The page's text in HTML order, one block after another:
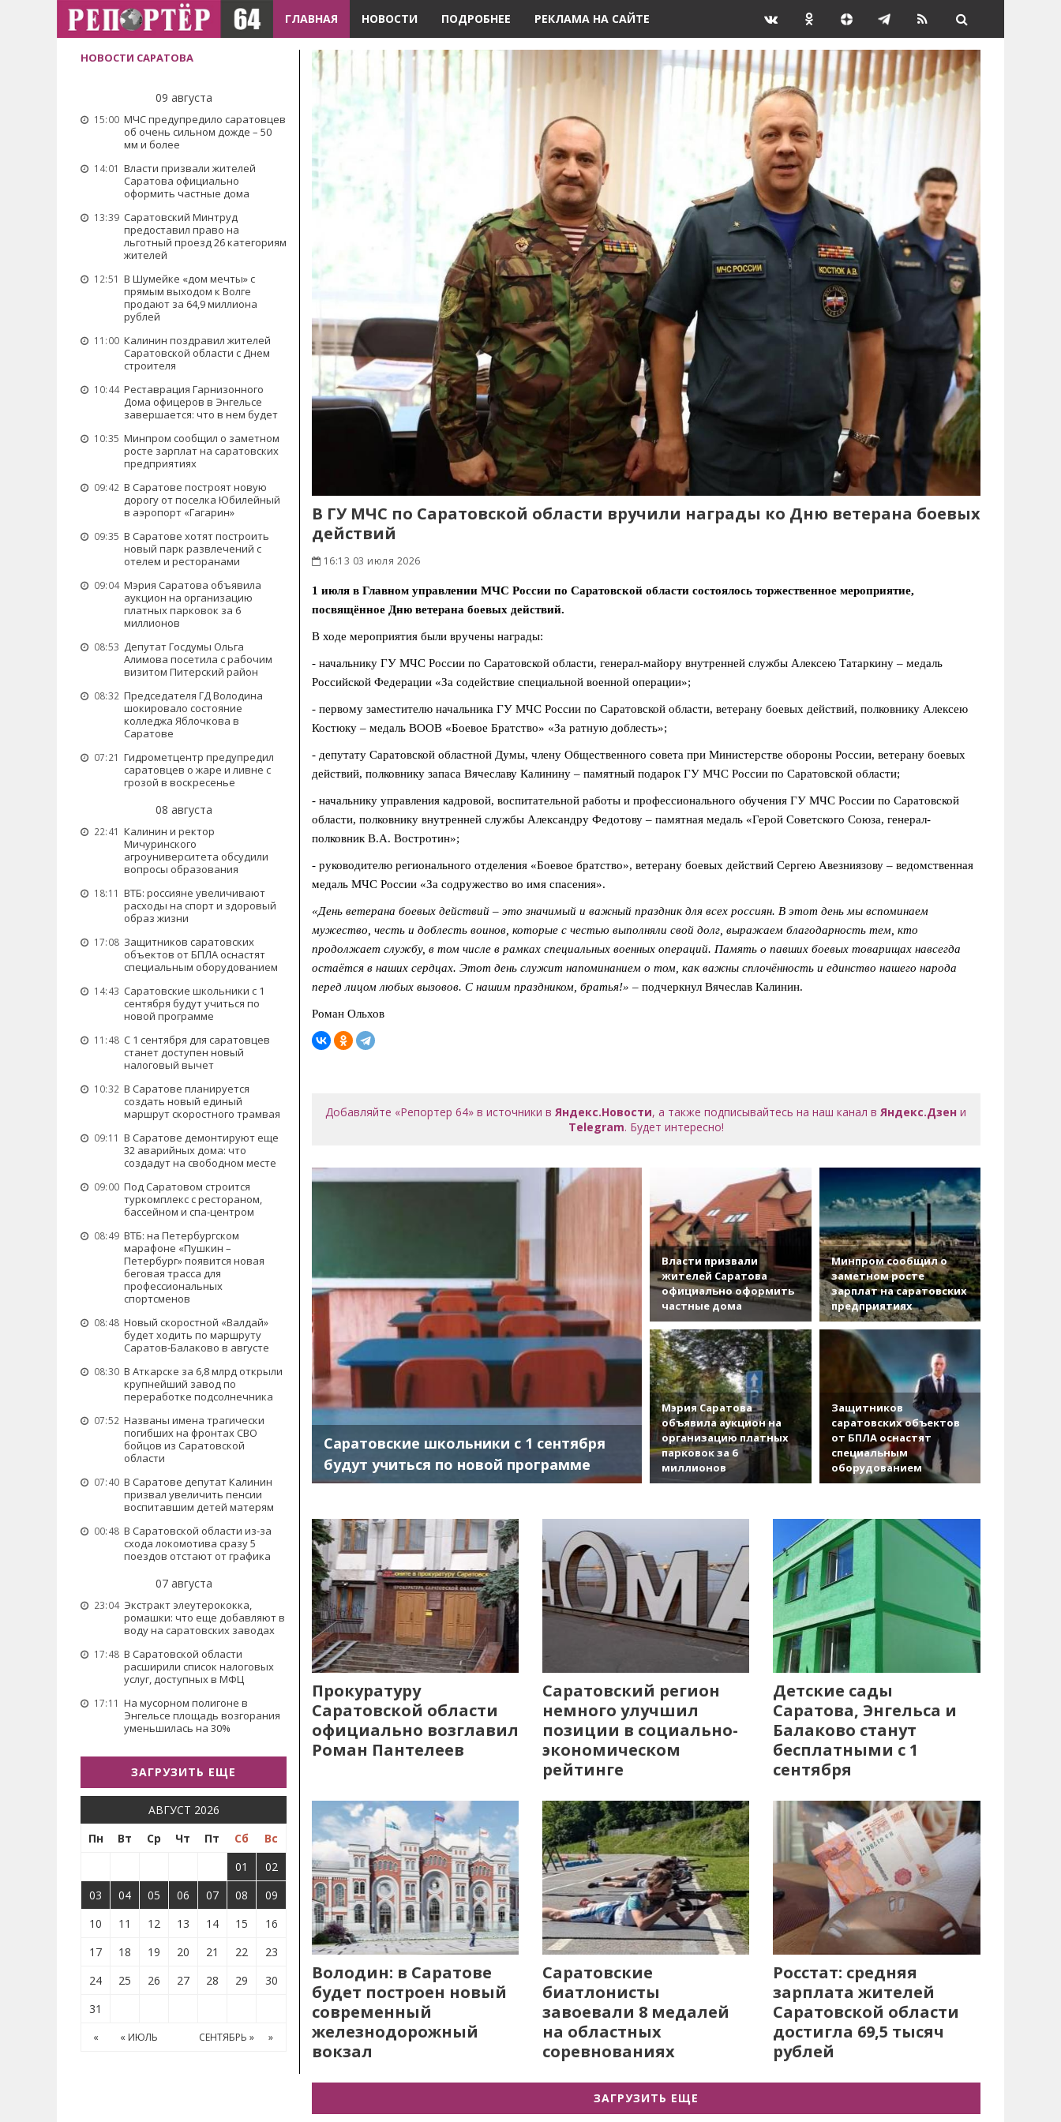
ГЛАВНАЯ НОВОСТИ ПОДРОБНЕЕ РЕКЛАМА НА САЙТЕ
НОВОСТИ САРАТОВА
09 августа
15:00 МЧС предупредило саратовцев
об очень сильном дожде – 50
мм и более
14:01 Власти призвали жителей
Саратова официально
оформить частные дома
13:39 Саратовский Минтруд
предоставил право на
льготный проезд 26 категориям
жителей
12:51 В Шумейке «дом мечты» с
прямым выходом к Волге
продают за 64,9 миллиона
рублей
11:00 Калинин поздравил жителей
Саратовской области с Днем
строителя
10:44 Реставрация Гарнизонного
Дома офицеров в Энгельсе
завершается: что в нем будет
10:35 Минпром сообщил о заметном
росте зарплат на саратовских
предприятиях
09:42 В Саратове построят новую
дорогу от поселка Юбилейный
в аэропорт «Гагарин»
09:35 В Саратове хотят построить
новый парк развлечений с
отелем и ресторанами
09:04 Мэрия Саратова объявила
аукцион на организацию
платных парковок за 6
миллионов
08:53 Депутат Госдумы Ольга
Алимова посетила с рабочим
визитом Питерский район
08:32 Председателя ГД Володина
шокировало состояние
колледжа Яблочкова в
Саратове
07:21 Гидрометцентр предупредил
саратовцев о жаре и ливне с
грозой в воскресенье
08 августа
22:41 Калинин и ректор
Мичуринского
агроуниверситета обсудили
вопросы образования
18:11 ВТБ: россияне увеличивают
расходы на спорт и здоровый
образ жизни
17:08 Защитников саратовских
объектов от БПЛА оснастят
специальным оборудованием
14:43 Саратовские школьники с 1
сентября будут учиться по
новой программе
11:48 С 1 сентября для саратовцев
станет доступен новый
налоговый вычет
10:32 В Саратове планируется
создать новый единый
маршрут скоростного трамвая
09:11 В Саратове демонтируют еще
32 аварийных дома: что
создадут на свободном месте
09:00 Под Саратовом строится
туркомплекс с рестораном,
бассейном и спа-центром
08:49 ВТБ: на Петербургском
марафоне «Пушкин –
Петербург» появится новая
беговая трасса для
профессиональных
спортсменов
08:48 Новый скоростной «Валдай»
будет ходить по маршруту
Саратов-Балаково в августе
08:30 В Аткарске за 6,8 млрд открыли
крупнейший завод по
переработке подсолнечника
07:52 Названы имена трагически
погибших на фронтах СВО
бойцов из Саратовской
области
07:40 В Саратове депутат Калинин
призвал увеличить пенсии
воспитавшим детей матерям
00:48 В Саратовской области из-за
схода локомотива сразу 5
поездов отстают от графика
07 августа
23:04 Экстракт элеутерококка,
ромашки: что еще добавляют в
воду на саратовских заводах
17:48 В Саратовской области
расширили список налоговых
услуг, доступных в МФЦ
17:11 На мусорном полигоне в
Энгельсе площадь возгорания
уменьшилась на 30%
ЗАГРУЗИТЬ ЕЩЕ
АВГУСТ 2026
Пн
Вт Ср Чт Пт Сб
Вс
01
02
03
04 05 06 07 08
09
10
11 12 13 14 15
16
17
18 19 20 21 22
23
24
25 26 27 28 29
30
31
« « ИЮЛЬ СЕНТЯБРЬ » »
В ГУ МЧС по Саратовской области вручили награды ко Дню ветерана боевых
действий
16:13 03 июля 2026
1 июля в Главном управлении МЧС России по Саратовской области состоялось торжественное мероприятие,
посвящённое Дню ветерана боевых действий.
В ходе мероприятия были вручены награды:
- начальнику ГУ МЧС России по Саратовской области, генерал-майору внутренней службы Алексею Татаркину – медаль
Российской Федерации «За содействие специальной военной операции»;
- первому заместителю начальника ГУ МЧС России по Саратовской области, ветерану боевых действий, полковнику Алексею
Костюку – медаль ВООВ «Боевое Братство» «За ратную доблесть»;
- депутату Саратовской областной Думы, члену Общественного совета при Министерстве обороны России, ветерану боевых
действий, полковнику запаса Вячеславу Калинину – памятный подарок ГУ МЧС России по Саратовской области;
- начальнику управления кадровой, воспитательной работы и профессионального обучения ГУ МЧС России по Саратовской
области, полковнику внутренней службы Александру Федотову – памятная медаль «Герой Советского Союза, генерал-
полковник В.А. Востротин»;
- руководителю регионального отделения «Боевое братство», ветерану боевых действий Сергею Авезниязову – ведомственная
медаль МЧС России «За содружество во имя спасения».
«День ветерана боевых действий – это значимый и важный праздник для всех россиян. В этот день мы вспоминаем
мужество, честь и доблесть воинов, которые с честью выполняли свой долг, выражаем благодарность тем, кто
продолжает службу, в том числе в рамках специальных военных операций. Память о павших боевых товарищах навсегда
остаётся в наших сердцах. Этот день служит напоминанием о том, как важны сплочённость и единство нашего народа
перед лицом любых вызовов. С нашим праздником, братья!» – подчеркнул Вячеслав Калинин.
Роман Ольхов
Добавляйте «Репортер 64» в источники вЯндекс.Новости, а также подписывайтесь на наш канал вЯндекс.Дзен и
Telegram. Будет интересно!
Саратовские школьники с 1 сентября
будут учиться по новой программе
Власти призвали
жителей Саратова
официально оформить
частные дома
Минпром сообщил о
заметном росте
зарплат на саратовских
предприятиях
Мэрия Саратова
объявила аукцион на
организацию платных
парковок за 6
миллионов
Защитников
саратовских объектов
от БПЛА оснастят
специальным
оборудованием
Прокуратуру
Саратовской области
официально возглавил
Роман Пантелеев
Саратовский регион
немного улучшил
позиции в социально-
экономическом
рейтинге
Детские сады
Саратова, Энгельса и
Балаково станут
бесплатными с 1
сентября
Володин: в Саратове
будет построен новый
современный
железнодорожный
вокзал
Саратовские
биатлонисты
завоевали 8 медалей
на областных
соревнованиях
Росстат: средняя
зарплата жителей
Саратовской области
достигла 69,5 тысяч
рублей
ЗАГРУЗИТЬ ЕЩЕ